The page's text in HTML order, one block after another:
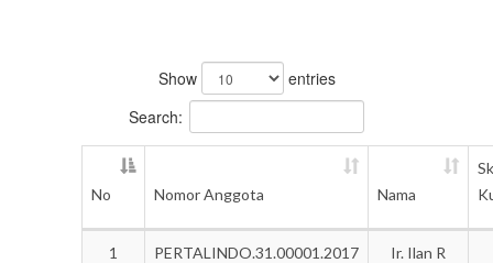
Show
entries
Search:
No Nomor Anggota Nama
1 PERTALINDO.31.00001.2017
Ir. Ilan R